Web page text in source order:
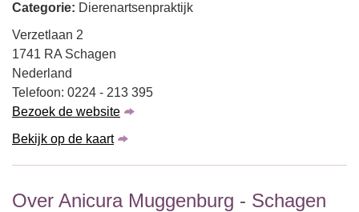
Categorie: Dierenartsenpraktijk
Verzetlaan 2
1741 RA Schagen
Nederland
Telefoon: 0224 - 213 395
Bezoek de website
Bekijk op de kaart
Over Anicura Muggenburg - Schagen